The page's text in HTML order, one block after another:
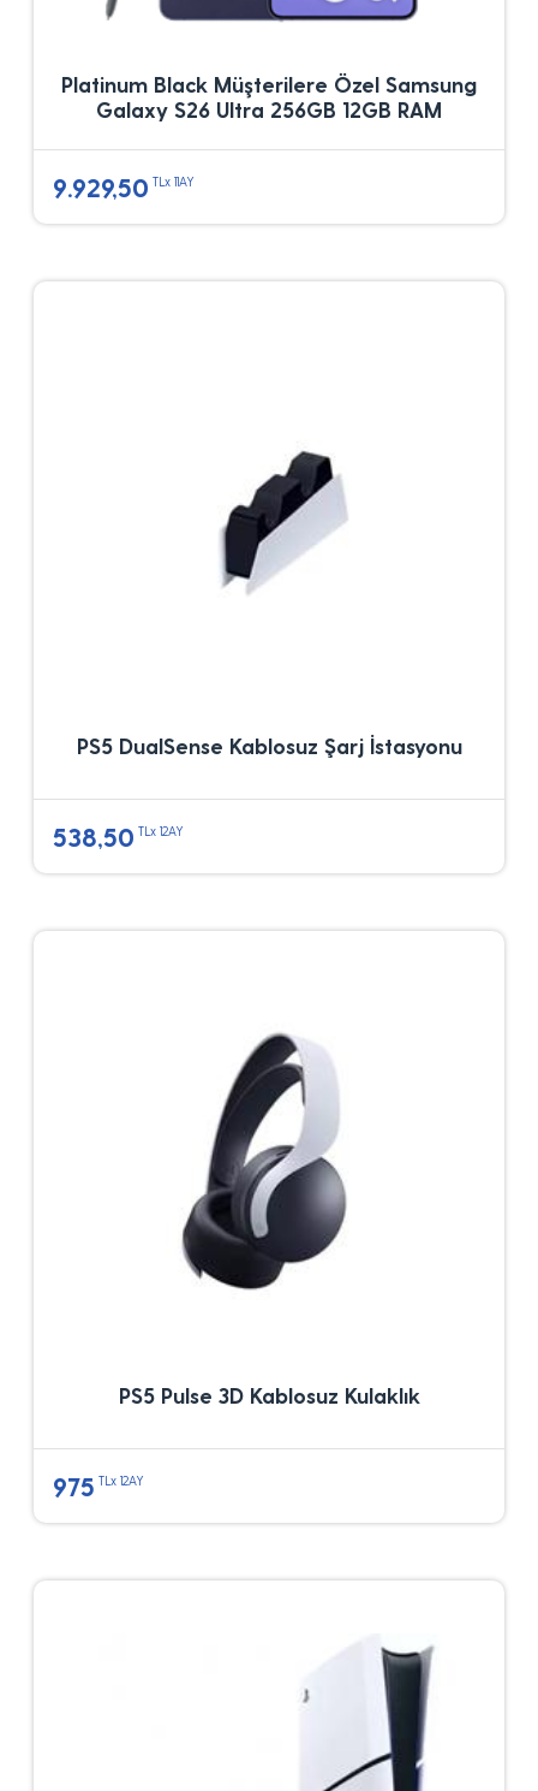
Platinum Black Müşterilere Özel Samsung
Galaxy S26 Ultra 256GB 12GB RAM
9.929,50 TLx 11AY
PS5 DualSense Kablosuz Şarj İstasyonu
538,50 TLx 12AY
PS5 Pulse 3D Kablosuz Kulaklık
975 TLx 12AY